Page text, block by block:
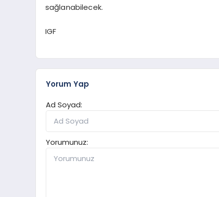
sağlanabilecek.
IGF
Yorum Yap
Ad Soyad:
Yorumunuz: